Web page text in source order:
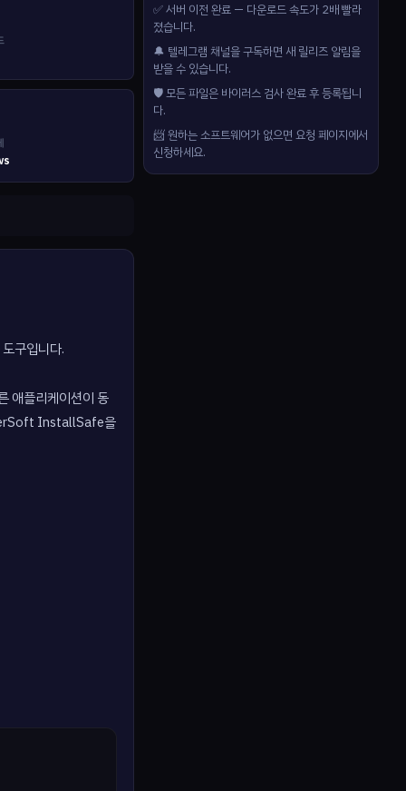
구입니다.
애플리케이션이 동
InstallSafe을
✅ 서버 이전 완료 — 다운로드 속도가 2배 빨라
졌습니다.
🔔 텔레그램 채널을 구독하면 새 릴리즈 알림을
받을 수 있습니다.
🛡️ 모든 파일은 바이러스 검사 완료 후 등록됩니
다.
📨 원하는 소프트웨어가 없으면 요청 페이지에서
신청하세요.